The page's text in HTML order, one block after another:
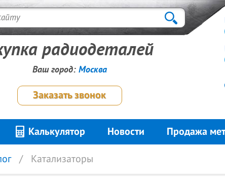
радиодеталей
Ваш город: Москва
Заказать звонок
Калькулятор Новости Продажа
Катализаторы